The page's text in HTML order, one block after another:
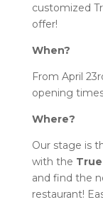
customized
offer!
When?
From April
opening
Where?
Our stage is
with the
and find the
restaurant!